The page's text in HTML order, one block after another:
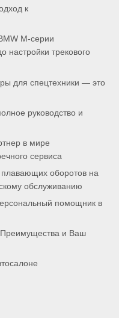
к
M-серии
настройки трекового
для спецтехники — это
руководство и
в мире
сервиса
плавающих оборотов на
обслуживанию
помощник в
и Ваш